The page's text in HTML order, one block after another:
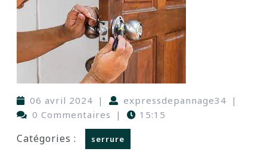
06 avril 2024 | expressdepannage34 |
0 Commentaires
| 15:15
Catégories : serrure